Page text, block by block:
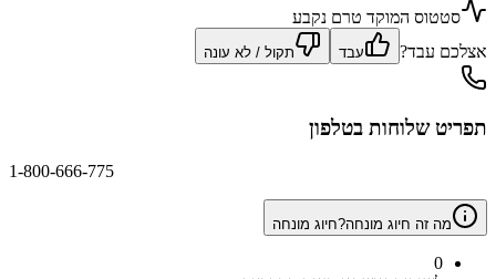
סטטוס המוקד טרם נקבע
אצלכם עבד?
עבד תקול / לא עונה
תפריט שלוחות בטלפון
1-800-666-775
מה זה חיוג מונחה?חיוג מונחה
0